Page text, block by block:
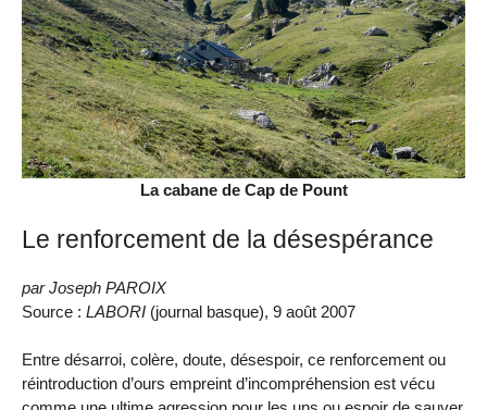
La cabane de Cap de Pount
Le renforcement de la désespérance
par Joseph PAROIX
Source : LABORI (journal basque), 9 août 2007
Entre désarroi, colère, doute, désespoir, ce renforcement ou
réintroduction d’ours empreint d’incompréhension est vécu